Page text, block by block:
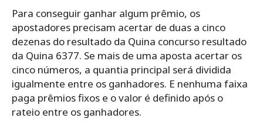
Para conseguir ganhar algum prêmio, os
apostadores precisam acertar de duas a cinco
dezenas do resultado da Quina concurso resultado
da Quina 6377. Se mais de uma aposta acertar os
cinco números, a quantia principal será dividida
igualmente entre os ganhadores. E nenhuma faixa
paga prêmios fixos e o valor é definido após o
rateio entre os ganhadores.